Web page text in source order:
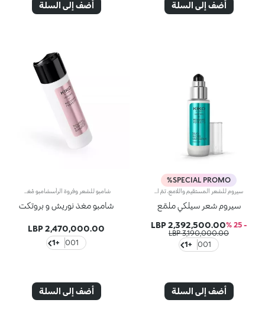
أضف إلى السلة أضف إلى السلة
SPECIAL PROMO%
سيروم شعر سيلكي ملمّع
- 25 %
2,392,500.00 LBP
3,190,000.00 LBP
001
+1
أضف إلى السلة
شامبو مغذ نوريش و بروتكت
2,470,000.00 LBP
001
+1
أضف إلى السلة